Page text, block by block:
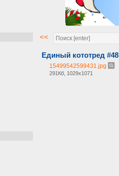
<<
Единый кототред #48
15499542599431.jpg
291Кб, 1029x1071